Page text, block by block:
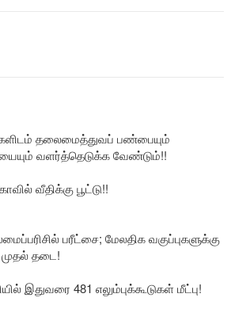
தலைமைத்துவப் பண்பையும்
வளர்த்தெடுக்க வேண்டும்!!
வீதிக்கு பூட்டு!!
பரீட்சை; மேலதிக வகுப்புகளுக்கு
முதல் தடை!
இதுவரை 481 எலும்புக்கூடுகள் மீட்பு!